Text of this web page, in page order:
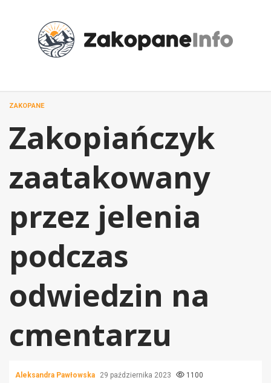
ZAKOPANE
Zakopiańczyk
zaatakowany
przez jelenia
podczas
odwiedzin na
cmentarzu
Aleksandra Pawłowska 29 października 2023 1100